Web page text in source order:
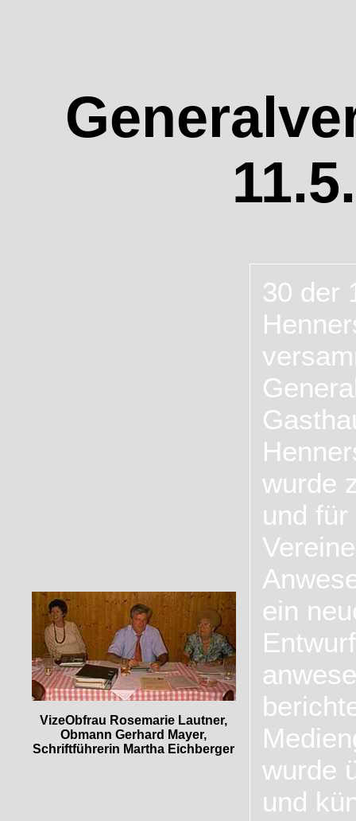
VizeObfrau Rosemarie Lautner,
Obmann Gerhard Mayer,
Schriftführerin Martha Eichberger
30 der
wurde
und
ein
wurde
und